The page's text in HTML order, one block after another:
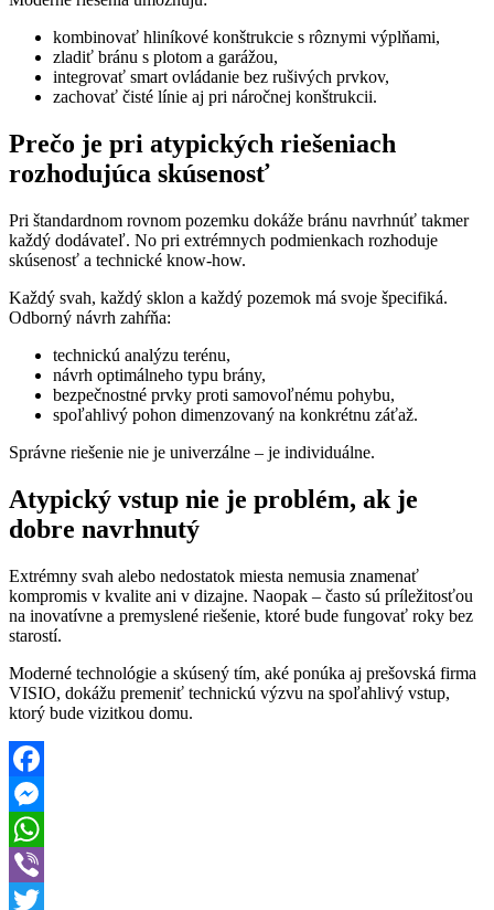
kombinovať hliníkové konštrukcie s rôznymi výplňami,
zladiť bránu s plotom a garážou,
integrovať smart ovládanie bez rušivých prvkov,
zachovať čisté línie aj pri náročnej konštrukcii.
Prečo je pri atypických riešeniach
rozhodujúca skúsenosť
Pri štandardnom rovnom pozemku dokáže bránu navrhnúť takmer
každý dodávateľ. No pri extrémnych podmienkach rozhoduje
skúsenosť a technické know-how.
Každý svah, každý sklon a každý pozemok má svoje špecifiká.
Odborný návrh zahŕňa:
technickú analýzu terénu,
návrh optimálneho typu brány,
bezpečnostné prvky proti samovoľnému pohybu,
spoľahlivý pohon dimenzovaný na konkrétnu záťaž.
Správne riešenie nie je univerzálne – je individuálne.
Atypický vstup nie je problém, ak je
dobre navrhnutý
Extrémny svah alebo nedostatok miesta nemusia znamenať
kompromis v kvalite ani v dizajne. Naopak – často sú príležitosťou
na inovatívne a premyslené riešenie, ktoré bude fungovať roky bez
starostí.
Moderné technológie a skúsený tím, aké ponúka aj prešovská firma
VISIO, dokážu premeniť technickú výzvu na spoľahlivý vstup,
ktorý bude vizitkou domu.
Facebook
Messenger
WhatsApp
Viber